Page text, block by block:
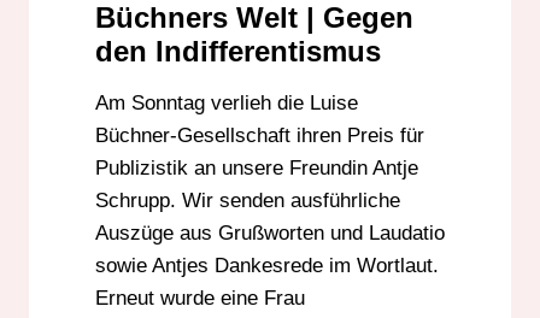
RADIO DARMSTADT
Büchners Welt | Gegen
den Indifferentismus
Am Sonntag verlieh die Luise
Büchner-Gesellschaft ihren Preis für
Publizistik an unsere Freundin Antje
Schrupp. Wir senden ausführliche
Auszüge aus Grußworten und Laudatio
sowie Antjes Dankesrede im Wortlaut.
Erneut wurde eine Frau